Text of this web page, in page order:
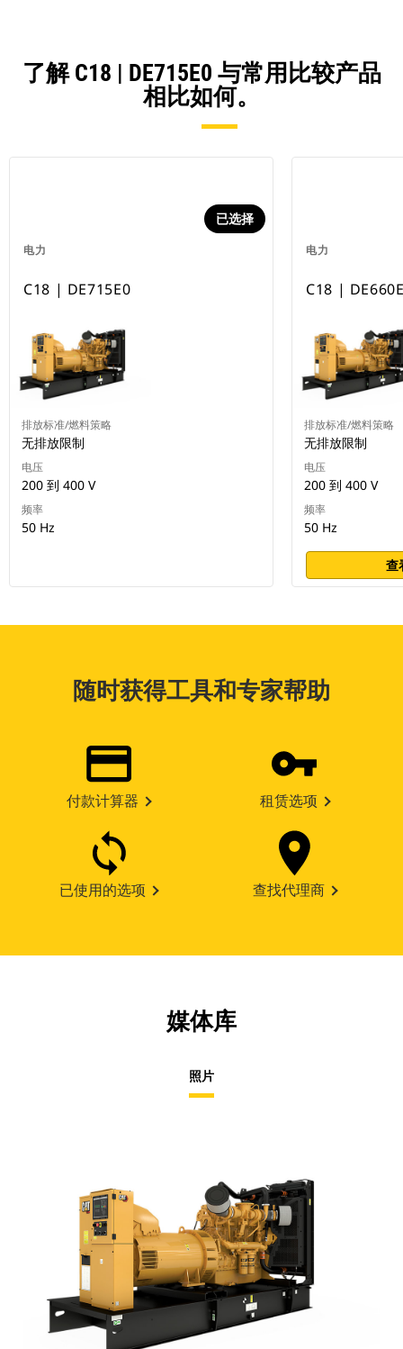
了解 C18 | DE715E0 与常用比较产品
相比如何。
电力
已选择
C18 | DE715E0
排放标准/燃料策略
无排放限制
电压
200 到 400 V
频率
50 Hz
电力
C18 |
排放标准/燃料策略
无排放限制
电压
200 到 400 V
频率
50 Hz
查
随时获得工具和专家帮助
付款计算器 租赁选项
已使用的选项 查找代理商
媒体库
照片